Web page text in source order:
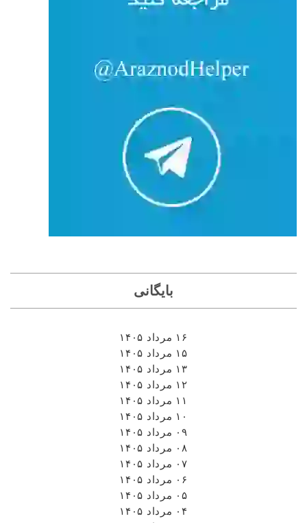
۱۶ مرداد ۱۴۰۵
۱۱ مرداد ۱۴۰۵
۱۰ مرداد ۱۴۰۵
۰۹ مرداد ۱۴۰۵
۰۸ مرداد ۱۴۰۵
۰۷ مرداد ۱۴۰۵
۰۶ مرداد ۱۴۰۵
۰۵ مرداد ۱۴۰۵
۰۴ مرداد ۱۴۰۵
۰۳ مرداد ۱۴۰۵
۰۲ مرداد ۱۴۰۵
۰۱ مرداد ۱۴۰۵